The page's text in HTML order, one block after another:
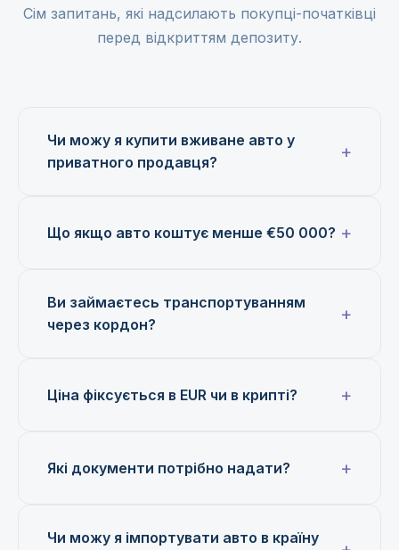
Сім запитань, які надсилають покупці-початківці
перед відкриттям депозиту.
Чи можу я купити вживане авто у
приватного продавця?
Що якщо авто коштує менше €50 000?
Ви займаєтесь транспортуванням
через кордон?
Ціна фіксується в EUR чи в крипті?
Які документи потрібно надати?
Чи можу я імпортувати авто в країну